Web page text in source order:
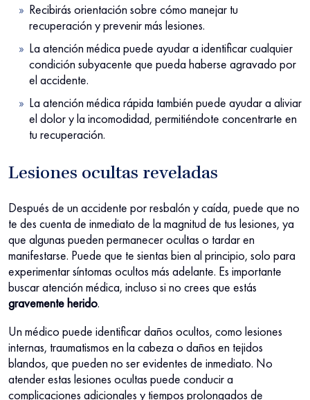
Recibirás orientación sobre cómo manejar tu
recuperación y prevenir más lesiones.
La atención médica puede ayudar a identificar cualquier
condición subyacente que pueda haberse agravado por
el accidente.
La atención médica rápida también puede ayudar a aliviar
el dolor y la incomodidad, permitiéndote concentrarte en
tu recuperación.
Lesiones ocultas reveladas
Después de un accidente por resbalón y caída, puede que no
te des cuenta de inmediato de la magnitud de tus lesiones, ya
que algunas pueden permanecer ocultas o tardar en
manifestarse. Puede que te sientas bien al principio, solo para
experimentar síntomas ocultos más adelante. Es importante
buscar atención médica, incluso si no crees que estás
gravemente herido.
Un médico puede identificar daños ocultos, como lesiones
internas, traumatismos en la cabeza o daños en tejidos
blandos, que pueden no ser evidentes de inmediato. No
atender estas lesiones ocultas puede conducir a
complicaciones adicionales y tiempos prolongados de